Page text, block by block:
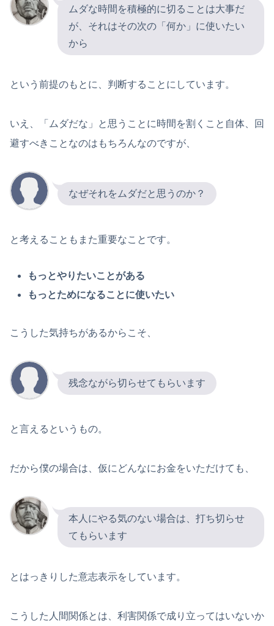
ムダな時間を積極的に切ることは大事だ
が、それはその次の「何か」に使いたい
から
という前提のもとに、判断することにしています。
いえ、「ムダだな」と思うことに時間を割くこと自体、回
避すべきことなのはもちろんなのですが、
なぜそれをムダだと思うのか？
と考えることもまた重要なことです。
もっとやりたいことがある
もっとためになることに使いたい
こうした気持ちがあるからこそ、
残念ながら切らせてもらいます
と言えるというもの。
だから僕の場合は、仮にどんなにお金をいただけても、
本人にやる気のない場合は、打ち切らせ
てもらいます
とはっきりした意志表示をしています。
こうした人間関係とは、利害関係で成り立ってはいないか